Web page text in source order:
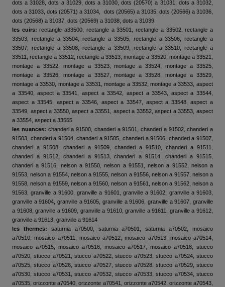
dots a 31028, dots a 31029, dots a 31030, dots (20570) a 31031, dots a 31032,
dots a 31033, dots (20571) a 31034, dots (20565) a 31035, dots (20566) a 31036,
dots (20568) a 31037, dots (20569) a 31038, dots a 31039
les cuirs: rectangle a33500, rectangle a 33501, rectangle a 33502, rectangle a
33503, rectangle a 33504, rectangle a 33505, rectangle a 33506, rectangle a
33507, rectangle a 33508, rectangle a 33509, rectangle a 33510, rectangle a
33511, rectangle a 33512, rectangle a 33513, montage a 33520, montage a 33521,
montage a 33522, montage a 33523, montage a 33524, montage a 33525,
montage a 33526, montage a 33527, montage a 33528, montage a 33529,
montage a 33530, montage a 33531, montage a 33532, montage a 33533, aspect
a 33540, aspect a 33541, aspect a 33542, aspect a 33543, aspect a 33544,
aspect a 33545, aspect a 33546, aspect a 33547, aspect a 33548, aspect a
33549, aspect a 33550, aspect a 33551, aspect a 33552, aspect a 33553, aspect
a 33554, aspect a 33555
les nuances: chanderi a 91500, chanderi a 91501, chanderi a 91502, chanderi a
91503, chanderi a 91504, chanderi a 91505, chanderi a 91506, chanderi a 91507,
chanderi a 91508, chanderi a 91509, chanderi a 91510, chanderi a 91511,
chanderi a 91512, chanderi a 91513, chanderi a 91514, chanderi a 91515,
chanderi a 91516, nelson a 91550, nelson a 91551, nelson a 91552, nelson a
91553, nelson a 91554, nelson a 91555, nelson a 91556, nelson a 91557, nelson a
91558, nelson a 91559, nelson a 91560, nelson a 91561, nelson a 91562, nelson a
91563, granville a 91600, granville a 91601, granville a 91602, granville a 91603,
granville a 91604, granville a 91605, granville a 91606, granville a 91607, granville
a 91608, granville a 91609, granville a 91610, granville a 91611, granville a 91612,
granville a 91613, granville a 91614
les thermes: saturnia a70500, saturnia a70501, saturnia a70502, mosaico
a70510, mosaico a70511, mosaico a70512, mosaico a70513, mosaico a70514,
mosaico a70515, mosaico a70516, mosaico a70517, mosaico a70518, stucco
a70520, stucco a70521, stucco a70522, stucco a70523, stucco a70524, stucco
a70525, stucco a70526, stucco a70527, stucco a70528, stucco a70529, stucco
a70530, stucco a70531, stucco a70532, stucco a70533, stucco a70534, stucco
a70535, orizzonte a70540, orizzonte a70541, orizzonte a70542, orizzonte a70543,